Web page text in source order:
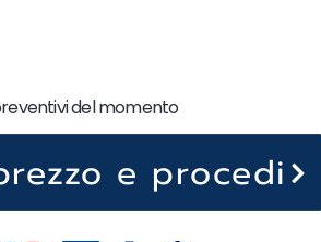
del momento
e procedi